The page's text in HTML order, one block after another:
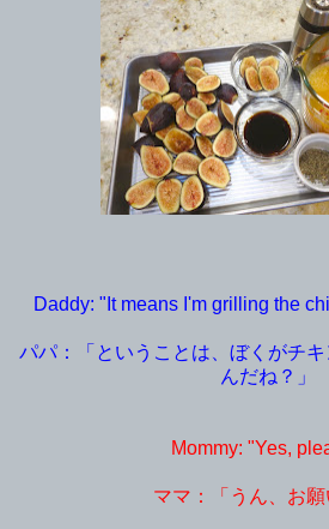
Daddy: "It means I'm grilling the
パパ：「ということは、ぼくがチ
んだね？」
Mommy: "Yes,
ママ：「うん、お願